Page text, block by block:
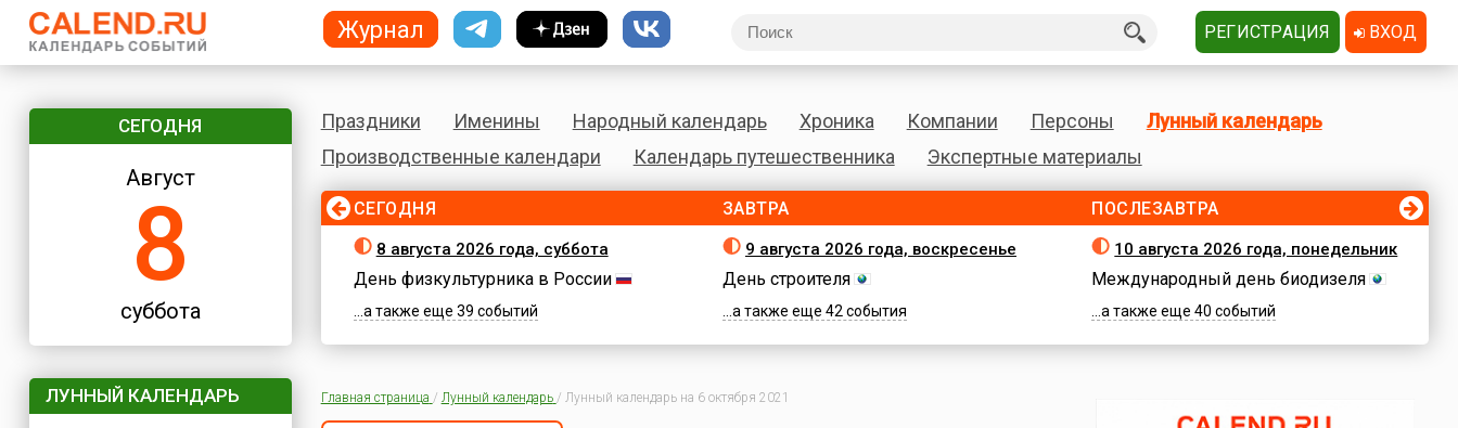
СЕГОДНЯ
Август
8
суббота
ЛУННЫЙ КАЛЕНДАРЬ
Праздники Именины Народный календарь Хроника Компании Персоны
Лунный календарь
Производственные календари
Календарь путешественника Экспертные материалы
СЕГОДНЯ
8 августа 2026 года, суббота
День физкультурника в России
...а также еще 39 событий
ЗАВТРА
9 августа 2026 года, воскресенье
День строителя
...а также еще 42 события
ПОСЛЕЗАВТРА
10 августа 2026 года, понедельник
Международный день биодизеля
...а также еще 40 событий
Главная страница / Лунный календарь / Лунный календарь на 6 октября 2021
Журнал РЕГИСТРАЦИЯ ВХОД